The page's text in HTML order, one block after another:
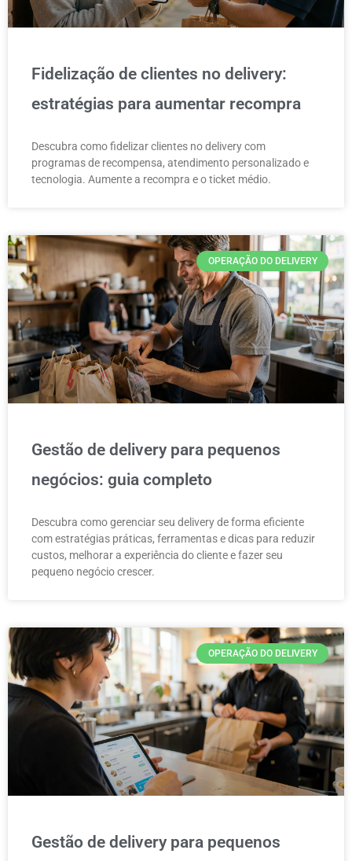
Fidelização de clientes no delivery:
estratégias para aumentar recompra
Descubra como fidelizar clientes no delivery com
programas de recompensa, atendimento personalizado e
tecnologia. Aumente a recompra e o ticket médio.
OPERAÇÃO DO DELIVERY
Gestão de delivery para pequenos
negócios: guia completo
Descubra como gerenciar seu delivery de forma eficiente
com estratégias práticas, ferramentas e dicas para reduzir
custos, melhorar a experiência do cliente e fazer seu
pequeno negócio crescer.
OPERAÇÃO DO DELIVERY
Gestão de delivery para pequenos